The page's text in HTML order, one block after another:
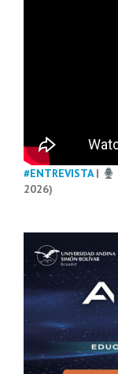
#ENTREVISTA|
2026)